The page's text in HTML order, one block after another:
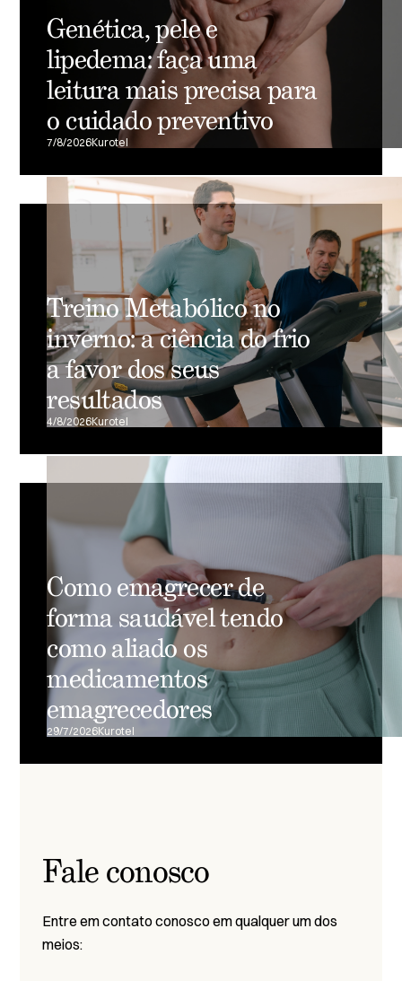
Genética, pele e
lipedema: faça uma
leitura mais precisa para
o cuidado preventivo
7/8/2026Kurotel
Treino Metabólico no
inverno: a ciência do frio
a favor dos seus
resultados
4/8/2026Kurotel
Como emagrecer de
forma saudável tendo
como aliado os
medicamentos
emagrecedores
29/7/2026Kurotel
Fale conosco
Entre em contato conosco em qualquer um dos
meios: